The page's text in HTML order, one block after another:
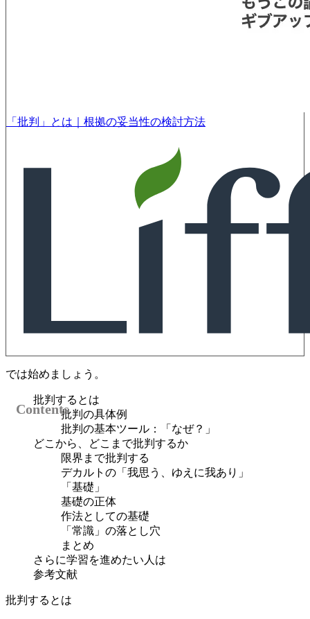
「批判」とは｜根拠の妥当性の検討方法
では始めましょう。
批判するとは
批判の具体例
批判の基本ツール：「なぜ？」
どこから、どこまで批判するか
限界まで批判する
デカルトの「我思う、ゆえに我あり」
「基礎」
基礎の正体
作法としての基礎
「常識」の落とし穴
まとめ
さらに学習を進めたい人は
参考文献
批判するとは